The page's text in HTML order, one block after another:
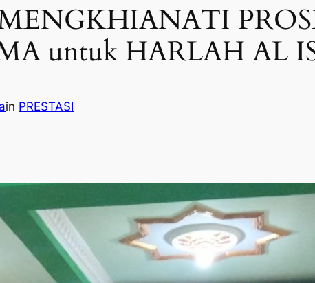
MA untuk HARLAH AL
in PRESTASI